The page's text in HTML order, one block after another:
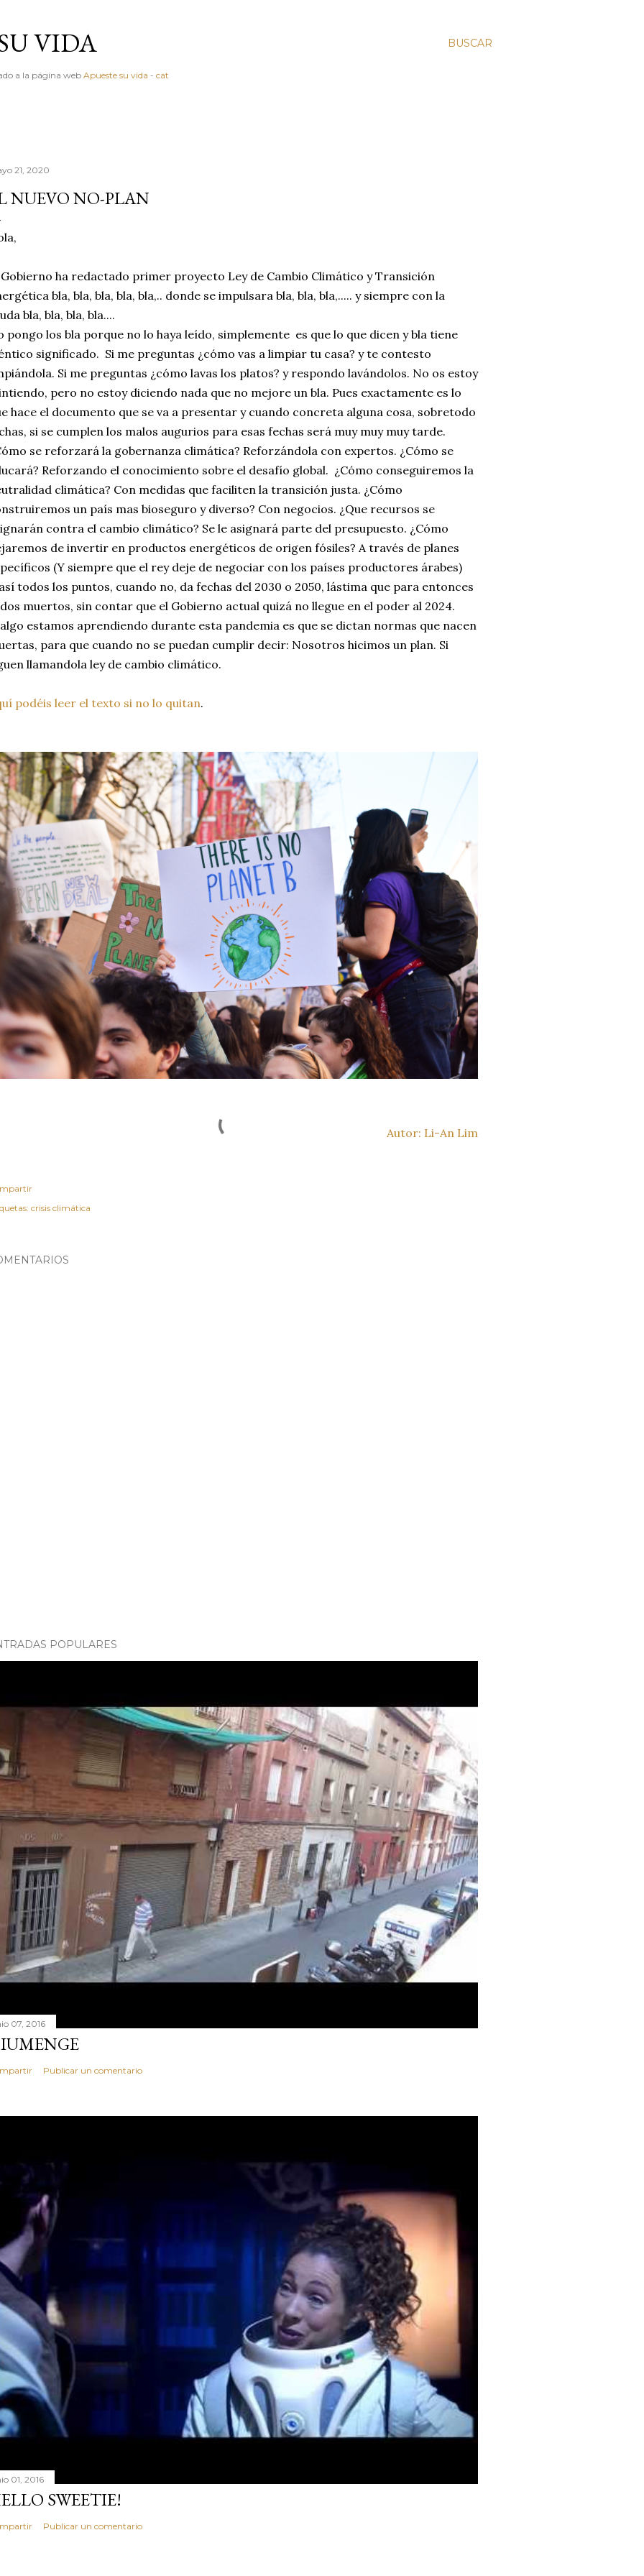
BUSCAR
VIDA
a la página web Apueste su vida - cat
21, 2020
NUEVO NO-PLAN
ha redactado primer proyecto Ley de Cambio Climático y Transición
bla, bla, bla, bla, bla,.. donde se impulsara bla, bla, bla,..... y siempre con la
bla, bla, bla, bla....
pongo los bla porque no lo haya leído, simplemente es que lo que dicen y bla tiene
significado. Si me preguntas ¿cómo vas a limpiar tu casa? y te contesto
Si me preguntas ¿cómo lavas los platos? y respondo lavándolos. No os estoy
pero no estoy diciendo nada que no mejore un bla. Pues exactamente es lo
hace el documento que se va a presentar y cuando concreta alguna cosa, sobretodo
si se cumplen los malos augurios para esas fechas será muy muy muy tarde.
se reforzará la gobernanza climática? Reforzándola con expertos. ¿Cómo se
Reforzando el conocimiento sobre el desafío global. ¿Cómo conseguiremos la
climática? Con medidas que faciliten la transición justa. ¿Cómo
un país mas bioseguro y diverso? Con negocios. ¿Que recursos se
contra el cambio climático? Se le asignará parte del presupuesto. ¿Cómo
de invertir en productos energéticos de origen fósiles? A través de planes
(Y siempre que el rey deje de negociar con los países productores árabes)
todos los puntos, cuando no, da fechas del 2030 o 2050, lástima que para entonces
muertos, sin contar que el Gobierno actual quizá no llegue en el poder al 2024.
estamos aprendiendo durante esta pandemia es que se dictan normas que nacen
para que cuando no se puedan cumplir decir: Nosotros hicimos un plan. Si
llamandola ley de cambio climático.
podéis leer el texto si no lo quitan.
Autor: Li-An Lim
crisis climática
POPULARES
07, 2016
Publicar un comentario
01, 2016
SWEETIE!
Publicar un comentario